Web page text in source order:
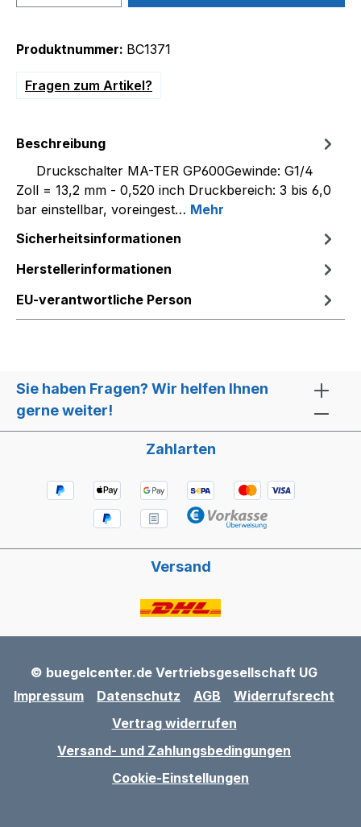
Produktnummer: BC1371
Fragen zum Artikel?
Beschreibung
Druckschalter MA-TER GP600Gewinde: G1/4
Zoll = 13,2 mm - 0,520 inch Druckbereich: 3 bis 6,0
bar einstellbar, voreingest… Mehr
Sicherheitsinformationen
Herstellerinformationen
EU-verantwortliche Person
Sie haben Fragen? Wir helfen Ihnen
gerne weiter!
Zahlarten
Versand
© buegelcenter.de Vertriebsgesellschaft UG
Impressum
Datenschutz AGB
Widerrufsrecht
Vertrag widerrufen
Versand- und Zahlungsbedingungen
Cookie-Einstellungen